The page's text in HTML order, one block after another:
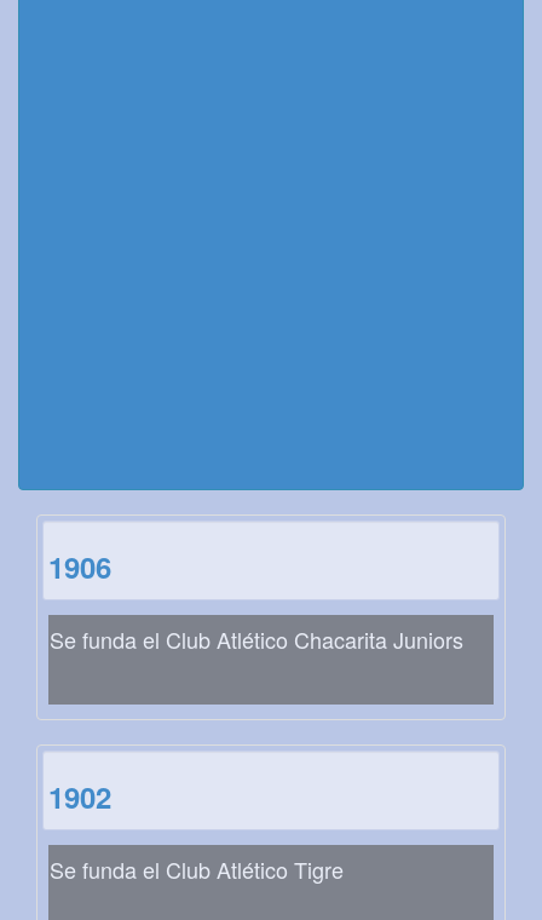
1906
Se funda el Club Atlético Chacarita Juniors
1902
Se funda el Club Atlético Tigre